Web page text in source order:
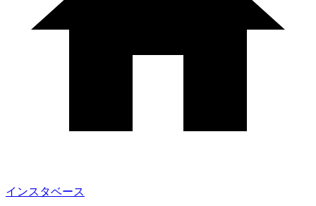
インスタベース